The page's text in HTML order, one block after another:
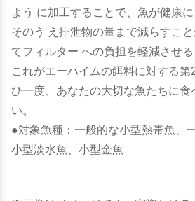
よう に加工することで、魚が健康
そのう え排泄物の量まで減らすこ
てフィルター への負担を軽減させる
これがエーハイムの餌料に対する
ひ一度、あなたの大切な魚たちに食
い。
●対象魚種：一般的な小型熱帯魚、
小型淡水魚、小型金魚